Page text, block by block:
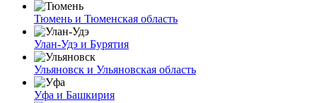
Тюмень и Тюменская область
Улан-Удэ и Бурятия
Ульяновск и Ульяновская область
Уфа и Башкирия